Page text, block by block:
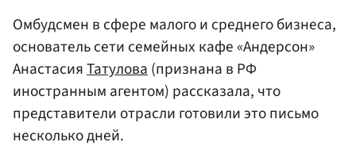
Омбудсмен в сфере малого и среднего бизнеса,
основатель сети семейных кафе «Андерсон»
АнастасияТатулова(признана в РФ
иностранным агентом) рассказала, что
представители отрасли готовили это письмо
несколько дней.